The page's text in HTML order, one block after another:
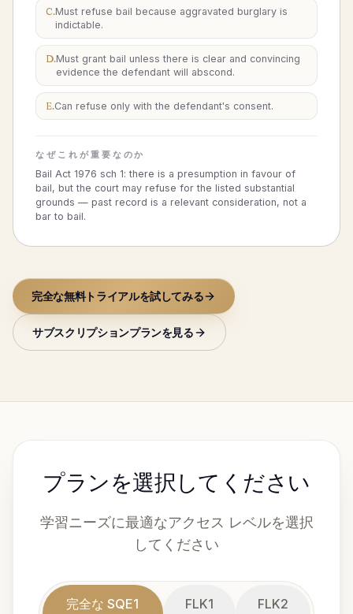
C.Must refuse bail because aggravated burglary is
indictable.
D.Must grant bail unless there is clear and convincing
evidence the defendant will abscond.
E.Can refuse only with the defendant's consent.
なぜこれが重要なのか
Bail Act 1976 sch 1: there is a presumption in favour of
bail, but the court may refuse for the listed substantial
grounds — past record is a relevant consideration, not a
bar to bail.
完全な無料トライアルを試してみる
サブスクリプションプランを見る
プランを選択してください
学習ニーズに最適なアクセス レベルを選択
してください
完全な SQE1
FLK1
FLK2